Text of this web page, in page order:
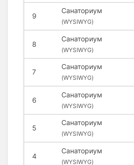
9
Санаториум
(WYSIWYG)
8
Санаториум
(WYSIWYG)
7
Санаториум
(WYSIWYG)
6
Санаториум
(WYSIWYG)
5
Санаториум
(WYSIWYG)
4
Санаториум
(WYSIWYG)